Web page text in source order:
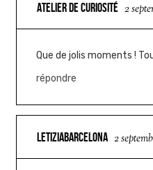
ATELIER DE CURIOSITÉ 2
Que de jolis moments !
répondre
LETIZIABARCELONA 2